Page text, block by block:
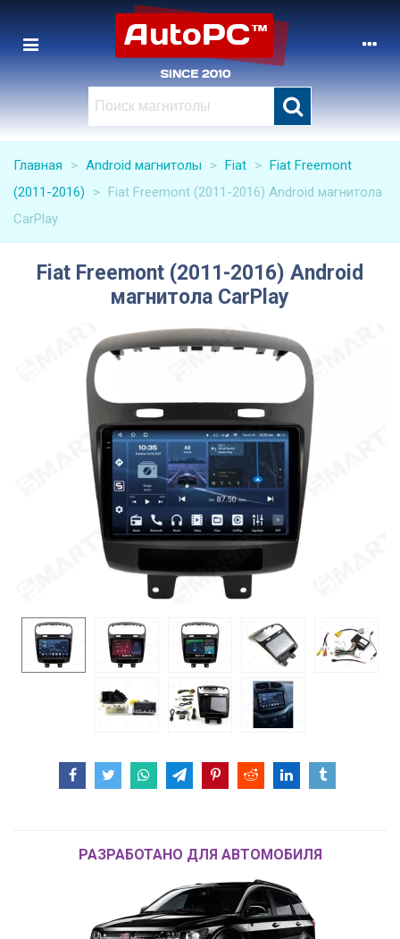
Главная > Android магнитолы > Fiat > Fiat Freemont
(2011-2016)
> Fiat Freemont (2011-2016) Android магнитола
CarPlay
Fiat Freemont (2011-2016) Android
магнитола CarPlay
РАЗРАБОТАНО ДЛЯ АВТОМОБИЛЯ